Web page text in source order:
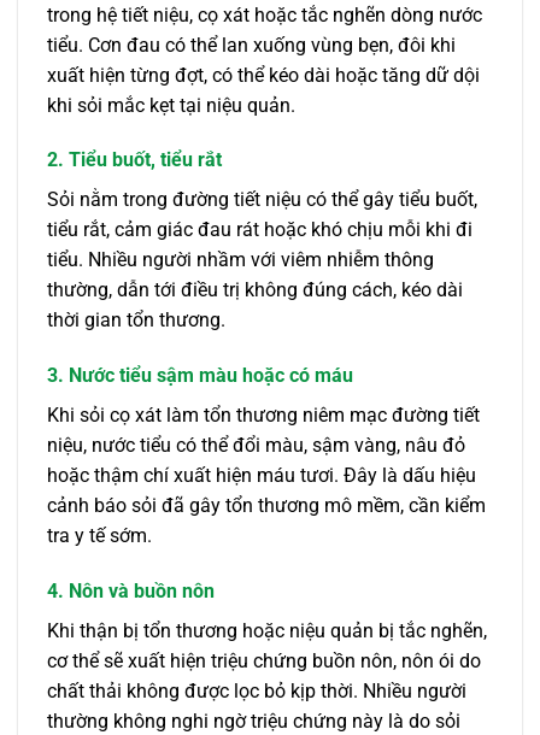
trong hệ tiết niệu, cọ xát hoặc tắc nghẽn dòng nước
tiểu. Cơn đau có thể lan xuống vùng bẹn, đôi khi
xuất hiện từng đợt, có thể kéo dài hoặc tăng dữ dội
khi sỏi mắc kẹt tại niệu quản.
2. Tiểu buốt, tiểu rắt
Sỏi nằm trong đường tiết niệu có thể gây tiểu buốt,
tiểu rắt, cảm giác đau rát hoặc khó chịu mỗi khi đi
tiểu. Nhiều người nhầm với viêm nhiễm thông
thường, dẫn tới điều trị không đúng cách, kéo dài
thời gian tổn thương.
3. Nước tiểu sậm màu hoặc có máu
Khi sỏi cọ xát làm tổn thương niêm mạc đường tiết
niệu, nước tiểu có thể đổi màu, sậm vàng, nâu đỏ
hoặc thậm chí xuất hiện máu tươi. Đây là dấu hiệu
cảnh báo sỏi đã gây tổn thương mô mềm, cần kiểm
tra y tế sớm.
4. Nôn và buồn nôn
Khi thận bị tổn thương hoặc niệu quản bị tắc nghẽn,
cơ thể sẽ xuất hiện triệu chứng buồn nôn, nôn ói do
chất thải không được lọc bỏ kịp thời. Nhiều người
thường không nghi ngờ triệu chứng này là do sỏi